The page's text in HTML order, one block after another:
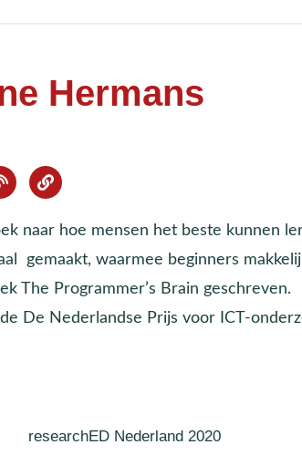
Hermans
naar hoe mensen het beste kunnen
gemaakt, waarmee beginners
The Programmer’s Brain geschreven.
De Nederlandse Prijs voor ICT-
researchED Nederland 2020